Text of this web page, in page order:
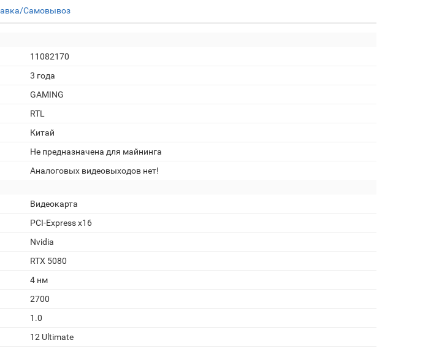
Самовывоз
11082170
3 года
GAMING
RTL
Китай
Не предназначена для майнинга
Аналоговых видеовыходов нет!
Видеокарта
PCI-Express x16
Nvidia
RTX 5080
4 нм
2700
1.0
12 Ultimate